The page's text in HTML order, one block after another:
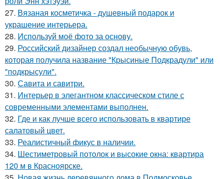
27. Вязаная косметичка - душевный подарок и
украшение интерьера.
28. Используй моё фото за основу.
29. Российский дизайнер создал необычную обувь,
которая получила название "Крысиные Подкрадули" или
"подкрысули".
30. Савита и савитри.
31. Интерьер в элегантном классическом стиле с
современными элементами выполнен.
32. Где и как лучше всего использовать в квартире
салатовый цвет.
33. Реалистичный фикус в наличии.
34. Шестиметровый потолок и высокие окна: квартира
120 м в Красноярске.